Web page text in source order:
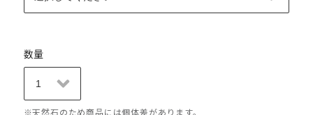
数量
※天然石のため商品には個体差があります。